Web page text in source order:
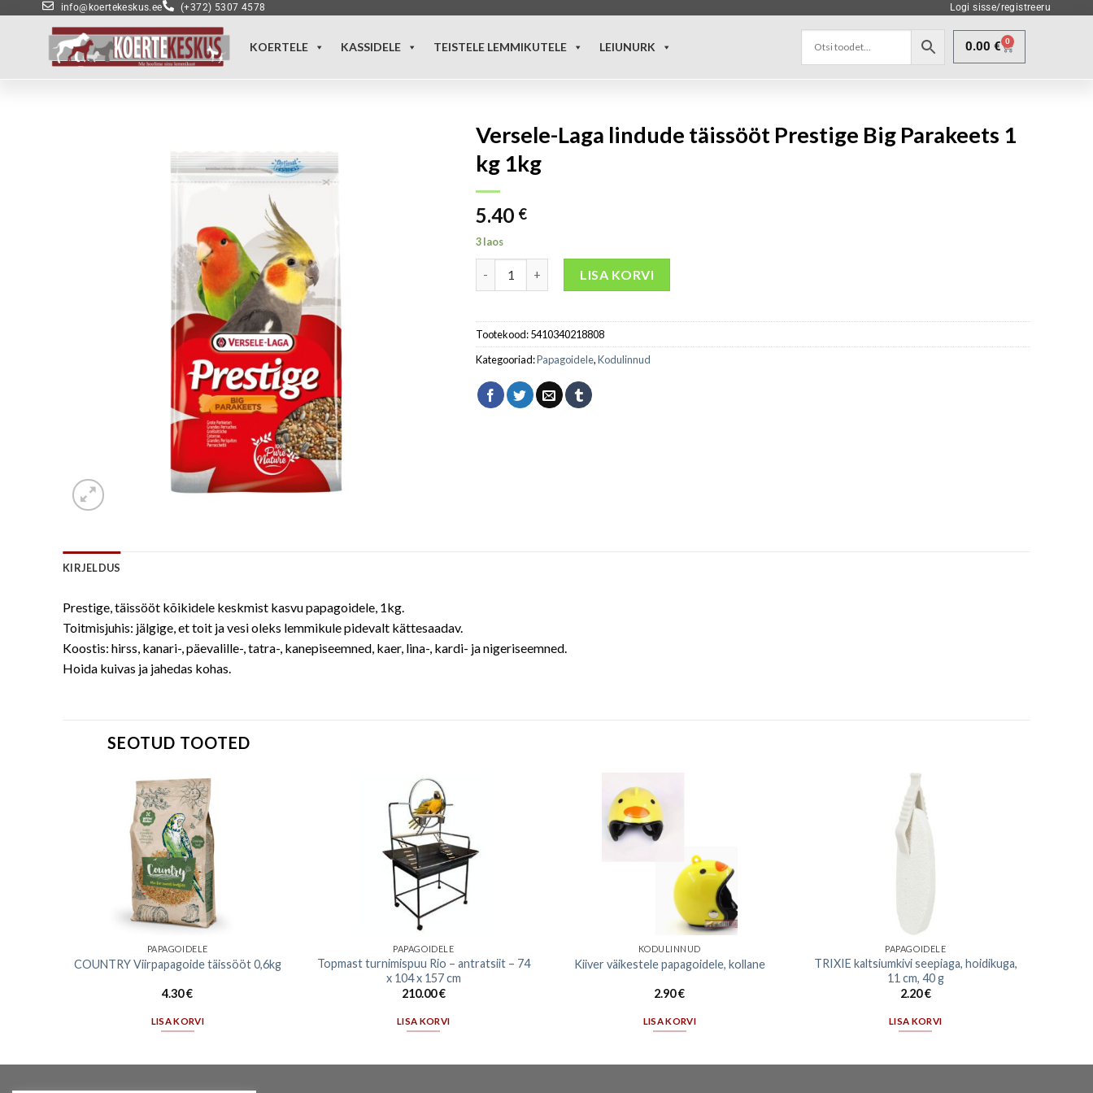
info@koertekeskus.ee (+372) 5307 4578 Logi sisse/registreeru
KOERTELE KASSIDELE TEISTELE LEMMIKUTELE LEIUNURK 0.00 € 0
Versele-Laga lindude täissööt Prestige Big Parakeets 1
kg 1kg
5.40 €
3 laos
LISA KORVI
Tootekood:5410340218808
Kategooriad:Papagoidele,Kodulinnud
KIRJELDUS
Prestige, täissööt kõikidele keskmist kasvu papagoidele, 1kg.
Toitmisjuhis: jälgige, et toit ja vesi oleks lemmikule pidevalt kättesaadav.
Koostis: hirss, kanari-, päevalille-, tatra-, kanepiseemned, kaer, lina-, kardi- ja nigeriseemned.
Hoida kuivas ja jahedas kohas.
SEOTUD TOOTED
PAPAGOIDELE
COUNTRY Viirpapagoide täissööt 0,6kg
4.30€
LISA KORVI
PAPAGOIDELE
Topmast turnimispuu Rio – antratsiit – 74
x 104 x 157 cm
210.00€
LISA KORVI
KODULINNUD
Kiiver väikestele papagoidele, kollane
2.90€
LISA KORVI
PAPAGOIDELE
TRIXIE kaltsiumkivi seepiaga, hoidikuga,
11 cm, 40 g
2.20€
LISA KORVI